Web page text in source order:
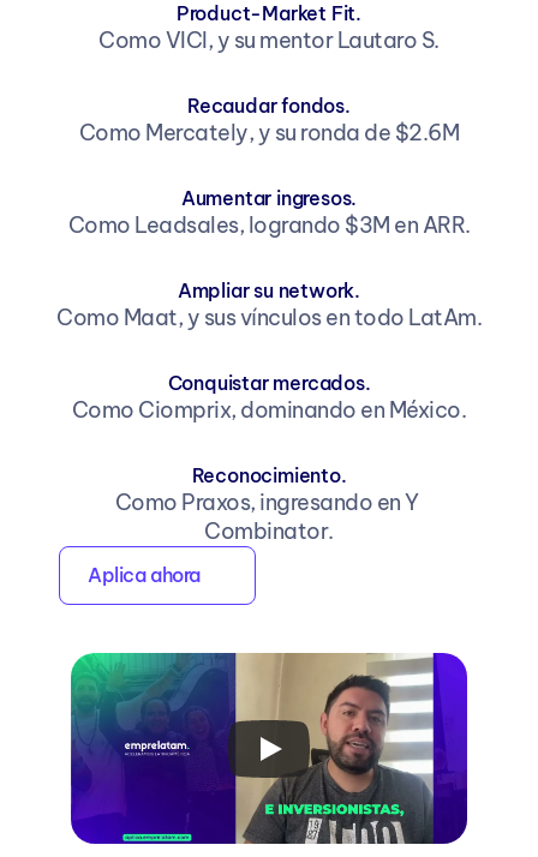
Product-Market Fit.
Como VICI, y su mentor Lautaro S.
Recaudar fondos.
Como Mercately, y su ronda de $2.6M
Aumentar ingresos.
Como Leadsales, logrando $3M en ARR.
Ampliar su network.
Como Maat, y sus vínculos en todo LatAm.
Conquistar mercados.
Como Ciomprix, dominando en México.
Reconocimiento.
Como Praxos, ingresando en Y
Combinator.
Aplica ahora